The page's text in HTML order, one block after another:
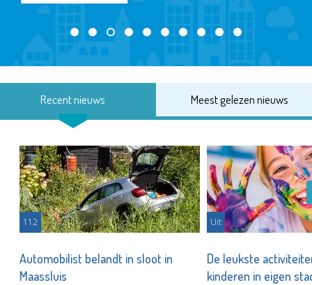
Recent nieuws Meest gelezen nieuws
112
Automobilist belandt in sloot in
Maassluis
Uit
De leukste
kinderen in eigen